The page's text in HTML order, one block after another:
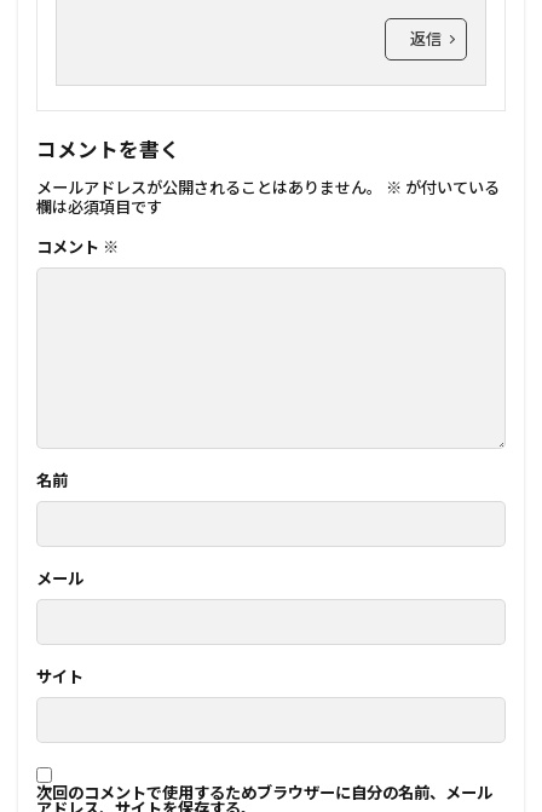
返信
コメントを書く
メールアドレスが公開されることはありません。 ※ が付いている
欄は必須項目です
コメント ※
名前
メール
サイト
次回のコメントで使用するためブラウザーに自分の名前、メール
アドレス、サイトを保存する。